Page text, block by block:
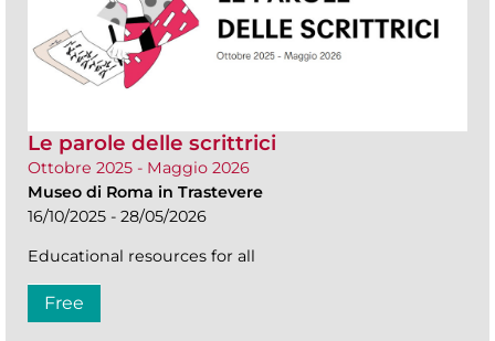
Le parole delle scrittrici
Ottobre 2025 - Maggio 2026
Museo di Roma in Trastevere
16/10/2025 - 28/05/2026
Educational resources for all
Free